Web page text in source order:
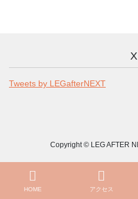
X
Tweets by LEGafterNEXT
Copyright © LEG AFTER
HOME アクセス